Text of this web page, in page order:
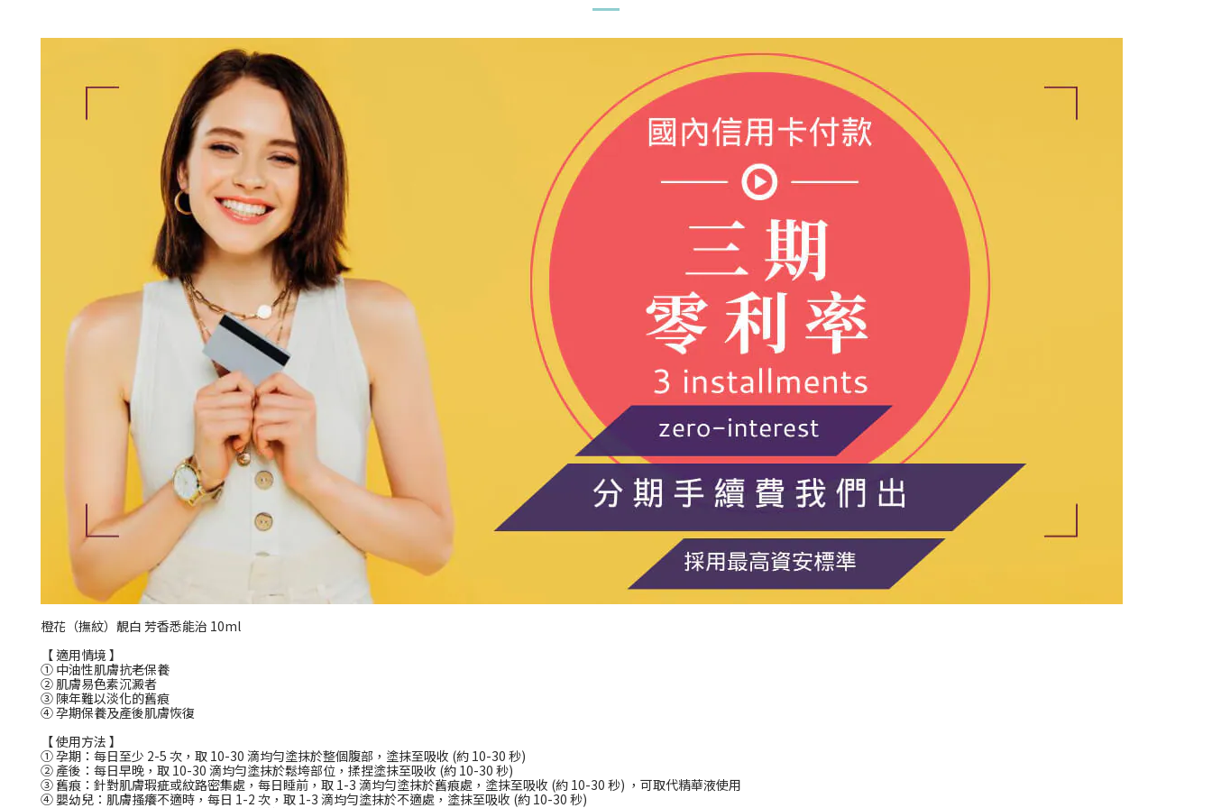
橙花（撫紋）靚白 芳香悉能治 10ml
【 適用情境 】
① 中油性肌膚抗老保養
② 肌膚易色素沉澱者
③ 陳年難以淡化的舊痕
④ 孕期保養及產後肌膚恢復
【 使用方法 】
① 孕期：每日至少 2-5 次，取 10-30 滴均勻塗抹於整個腹部，塗抹至吸收 (約 10-30 秒)
② 產後：每日早晚，取 10-30 滴均勻塗抹於鬆垮部位，揉捏塗抹至吸收 (約 10-30 秒)
③ 舊痕：針對肌膚瑕疵或紋路密集處，每日睡前，取 1-3 滴均勻塗抹於舊痕處，塗抹至吸收 (約 10-30 秒) ，可取代精華液使用
④ 嬰幼兒：肌膚搔癢不適時，每日 1-2 次，取 1-3 滴均勻塗抹於不適處，塗抹至吸收 (約 10-30 秒)